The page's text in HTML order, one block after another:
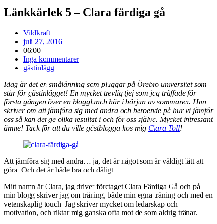
Länkkärlek 5 – Clara färdiga gå
Vildkraft
juli 27, 2016
06:00
Inga kommentarer
gästinlägg
Idag är det en smålänning som pluggar på Örebro universitet som
står för gästinlägget! En mycket trevlig tjej som jag träffade för
första gången över en blogglunch här i början av sommaren. Hon
skriver om att jämföra sig med andra och beroende på hur vi jämför
oss så kan det ge olika resultat i och för oss själva. Mycket intressant
ämne! Tack för att du ville gästblogga hos mig Clara Toll!
Att jämföra sig med andra… ja, det är något som är väldigt lätt att
göra. Och det är både bra och dåligt.
Mitt namn är Clara, jag driver företaget Clara Färdiga Gå och på
min blogg skriver jag om träning, både min egna träning och med en
vetenskaplig touch. Jag skriver mycket om ledarskap och
motivation, och riktar mig ganska ofta mot de som aldrig tränar.